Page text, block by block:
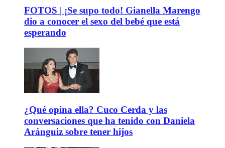
FOTOS | ¡Se supo todo! Gianella Marengo
dio a conocer el sexo del bebé que está
esperando
¿Qué opina ella? Cuco Cerda y las
conversaciones que ha tenido con Daniela
Aránguiz sobre tener hijos